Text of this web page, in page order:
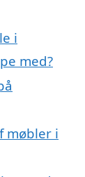
i
med?
møbler i